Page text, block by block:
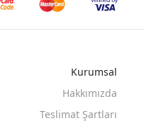
Kurumsal
Hakkımızda
Teslimat Şartları